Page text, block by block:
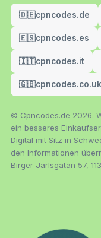
🇩🇪cpncodes.de
🇪🇸cpncodes.es
🇮🇹cpncodes.it
🇬🇧cpncodes.co.uk
© Cpncodes.de 2026.
ein besseres
Digital mit Sitz in
den Informationen
Birger Jarlsgatan 57,